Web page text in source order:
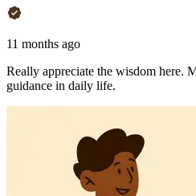
11 months ago
Really appreciate the wisdom here.
guidance in daily life.